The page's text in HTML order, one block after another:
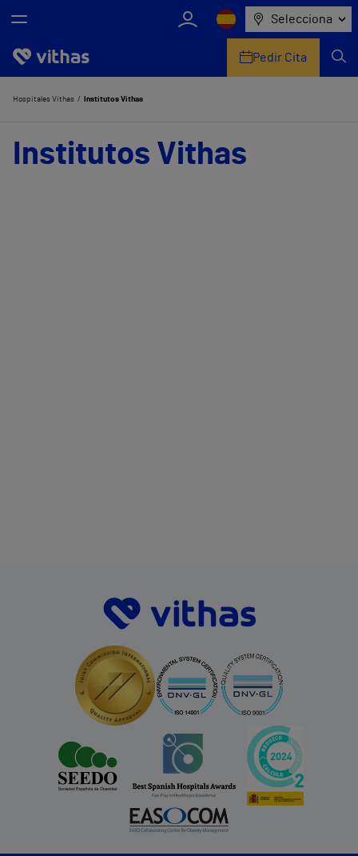
Selecciona
Nosotros
Pedir Cita
Hospitales Vithas Institutos Vithas
Institutos Vithas